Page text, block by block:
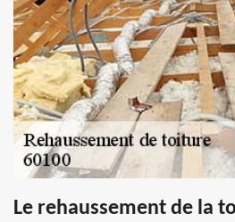
Le rehaussement de la